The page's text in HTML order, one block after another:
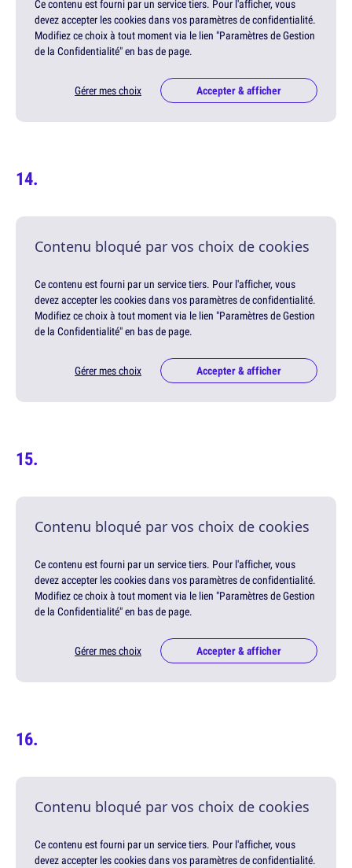
Ce contenu est fourni par un service tiers. Pour l'afficher, vous
devez accepter les cookies dans vos paramètres de confidentialité.
Modifiez ce choix à tout moment via le lien "Paramètres de Gestion
de la Confidentialité" en bas de page.
Gérer mes choix Accepter & afficher
Contenu bloqué par vos choix de cookies
Ce contenu est fourni par un service tiers. Pour l'afficher, vous
devez accepter les cookies dans vos paramètres de confidentialité.
Modifiez ce choix à tout moment via le lien "Paramètres de Gestion
de la Confidentialité" en bas de page.
Gérer mes choix Accepter & afficher
Contenu bloqué par vos choix de cookies
Ce contenu est fourni par un service tiers. Pour l'afficher, vous
devez accepter les cookies dans vos paramètres de confidentialité.
Modifiez ce choix à tout moment via le lien "Paramètres de Gestion
de la Confidentialité" en bas de page.
Gérer mes choix Accepter & afficher
Contenu bloqué par vos choix de cookies
Ce contenu est fourni par un service tiers. Pour l'afficher, vous
devez accepter les cookies dans vos paramètres de confidentialité.